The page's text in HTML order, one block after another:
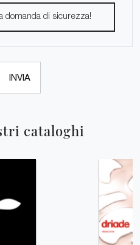
cataloghi
INVIA